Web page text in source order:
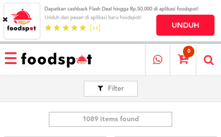
HOME
MENU
RESTAURANT
0
Filter
1089 items found